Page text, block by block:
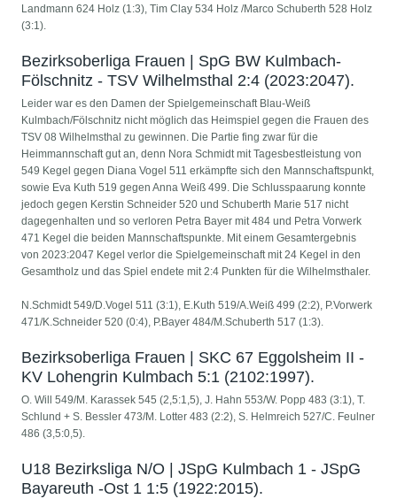
Landmann 624 Holz (1:3), Tim Clay 534 Holz /Marco Schuberth 528 Holz
(3:1).
Bezirksoberliga Frauen | SpG BW Kulmbach-
Fölschnitz - TSV Wilhelmsthal 2:4 (2023:2047).
Leider war es den Damen der Spielgemeinschaft Blau-Weiß
Kulmbach/Fölschnitz nicht möglich das Heimspiel gegen die Frauen des
TSV 08 Wilhelmsthal zu gewinnen. Die Partie fing zwar für die
Heimmannschaft gut an, denn Nora Schmidt mit Tagesbestleistung von
549 Kegel gegen Diana Vogel 511 erkämpfte sich den Mannschaftspunkt,
sowie Eva Kuth 519 gegen Anna Weiß 499. Die Schlusspaarung konnte
jedoch gegen Kerstin Schneider 520 und Schuberth Marie 517 nicht
dagegenhalten und so verloren Petra Bayer mit 484 und Petra Vorwerk
471 Kegel die beiden Mannschaftspunkte. Mit einem Gesamtergebnis
von 2023:2047 Kegel verlor die Spielgemeinschaft mit 24 Kegel in den
Gesamtholz und das Spiel endete mit 2:4 Punkten für die Wilhelmsthaler.
N.Schmidt 549/D.Vogel 511 (3:1), E.Kuth 519/A.Weiß 499 (2:2), P.Vorwerk
471/K.Schneider 520 (0:4), P.Bayer 484/M.Schuberth 517 (1:3).
Bezirksoberliga Frauen | SKC 67 Eggolsheim II -
KV Lohengrin Kulmbach 5:1 (2102:1997).
O. Will 549/M. Karassek 545 (2,5:1,5), J. Hahn 553/W. Popp 483 (3:1), T.
Schlund + S. Bessler 473/M. Lotter 483 (2:2), S. Helmreich 527/C. Feulner
486 (3,5:0,5).
U18 Bezirksliga N/O | JSpG Kulmbach 1 - JSpG
Bayareuth -Ost 1 1:5 (1922:2015).